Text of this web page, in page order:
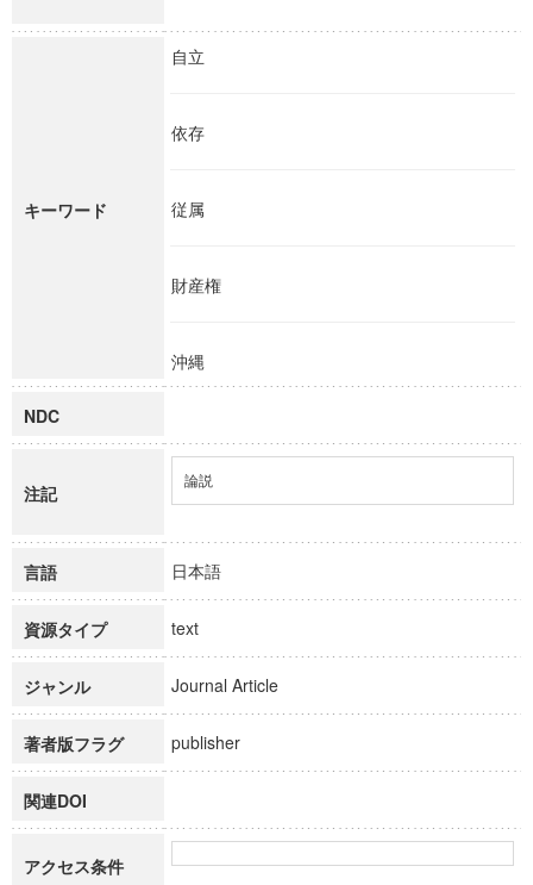
キーワード
自立
依存
従属
財産権
沖縄
NDC
注記
論説
言語 日本語
資源タイプ text
ジャンル Journal Article
著者版フラグ publisher
関連DOI
アクセス条件